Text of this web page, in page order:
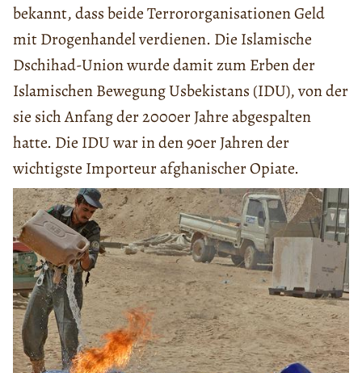
bekannt, dass beide Terrororganisationen Geld
mit Drogenhandel verdienen. Die Islamische
Dschihad-Union wurde damit zum Erben der
Islamischen Bewegung Usbekistans (IDU), von der
sie sich Anfang der 2000er Jahre abgespalten
hatte. Die IDU war in den 90er Jahren der
wichtigste Importeur afghanischer Opiate.